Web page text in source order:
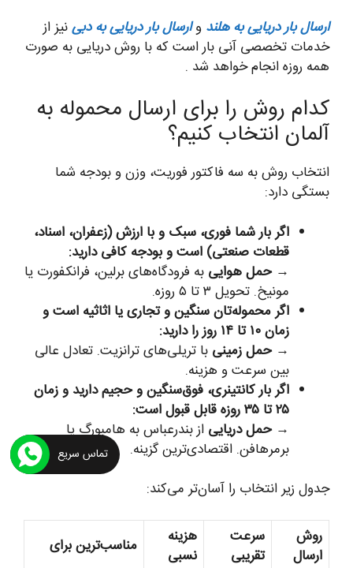
ارسال بار دریایی به هلند وارسال بار دریایی به دبینیز از
خدمات تخصصی آنی بار است که با روش دریایی به صورت
همه روزه انجام خواهد شد .
کدام روش را برای ارسال محموله به
آلمان انتخاب کنیم؟
انتخاب روش به سه فاکتور فوریت، وزن و بودجه شما
بستگی دارد:
اگر بار شما فوری، سبک و با ارزش (زعفران، اسناد،
قطعات صنعتی) است و بودجه کافی دارید:
→حمل هوایی به فرودگاه‌های برلین، فرانکفورت یا
مونیخ. تحویل ۳ تا ۵ روزه.
اگر محموله‌تان سنگین و تجاری یا اثاثیه است و
زمان ۱۰ تا ۱۴ روز را دارید:
→حمل زمینی با تریلی‌های ترانزیت. تعادل عالی
بین سرعت و هزینه.
اگر بار کانتینری، فوق‌سنگین و حجیم دارید و زمان
۲۵ تا ۳۵ روزه قابل قبول است:
→حمل دریایی از بندرعباس به هامبورگ یا
برمرهافن. اقتصادی‌ترین گزینه.
جدول زیر انتخاب را آسان‌تر می‌کند:
روش
ارسال
سرعت
تقریبی
هزینه
نسبی
مناسب‌ترین برای
تماس سریع